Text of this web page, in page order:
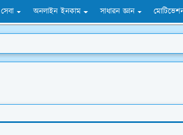
সেবা অনলাইন ইনকাম সাধারন জ্ঞান